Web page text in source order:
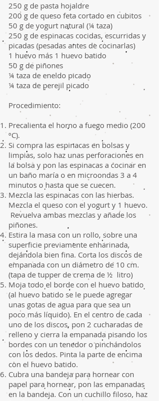
250 g de pasta hojaldre
200 g de queso feta cortado en cubitos
50 g de yogurt natural (¼ taza)
250 g de espinacas cocidas, escurridas y
picadas (pesadas antes de cocinarlas)
1 huevo más 1 huevo batido
50 g de piñones
¼ taza de eneldo picado
¼ taza de perejil picado
Procedimiento:
Precalienta el horno a fuego medio (200
ºC).
Si compra las espinacas en bolsas y
limpias, solo haz unas perforaciones en
la bolsa y pon las espinacas a cocinar en
un baño maría o en microondas 3 a 4
minutos o hasta que se cuecen.
Mezcla las espinacas con las hierbas.
Mezcla el queso con el yogurt y 1 huevo.
Revuelva ambas mezclas y añade los
piñones.
Estira la masa con un rollo, sobre una
superficie previamente enharinada,
dejándola bien fina. Corta los discos de
empanada con un diámetro de 10 cm.
(tapa de tupper de crema de ½ litro)
Moja todo el borde con el huevo batido
(al huevo batido se le puede agregar
unas gotas de agua para que sea un
poco más líquido). En el centro de cada
uno de los discos, pon 2 cucharadas de
relleno y cierra la empanada pisando los
bordes con un tenedor o pinchándolos
con los dedos. Pinta la parte de encima
con el huevo batido.
Cubra una bandeja para hornear con
papel para hornear, pon las empanadas
en la bandeja. Con un cuchillo filoso, haz